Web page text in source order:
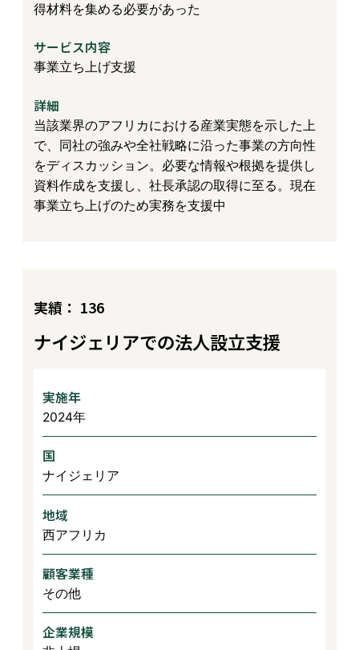
得材料を集める必要があった
サービス内容
事業立ち上げ支援
詳細
当該業界のアフリカにおける産業実態を示した上
で、同社の強みや全社戦略に沿った事業の方向性
をディスカッション。必要な情報や根拠を提供し
資料作成を支援し、社長承認の取得に至る。現在
事業立ち上げのため実務を支援中
実績： 136
ナイジェリアでの法人設立支援
実施年
2024年
国
ナイジェリア
地域
西アフリカ
顧客業種
その他
企業規模